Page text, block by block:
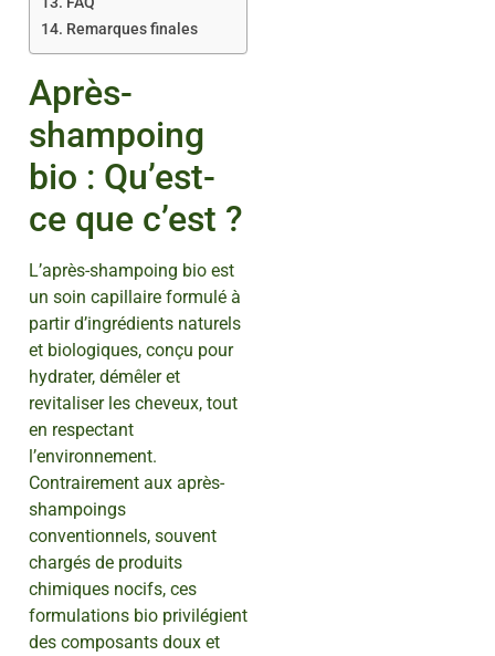
Remarques finales
Après-
shampoing
bio : Qu’est-
ce que c’est ?
L’après-shampoing bio est
un soin capillaire formulé à
partir d’ingrédients naturels
et biologiques, conçu pour
hydrater, démêler et
revitaliser les cheveux, tout
en respectant
l’environnement.
Contrairement aux après-
shampoings
conventionnels, souvent
chargés de produits
chimiques nocifs, ces
formulations bio privilégient
des composants doux et